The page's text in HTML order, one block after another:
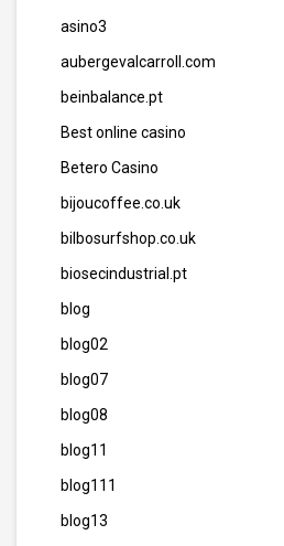
asino3
aubergevalcarroll.com
beinbalance.pt
Best online casino
Betero Casino
bijoucoffee.co.uk
bilbosurfshop.co.uk
biosecindustrial.pt
blog
blog02
blog07
blog08
blog11
blog111
blog13